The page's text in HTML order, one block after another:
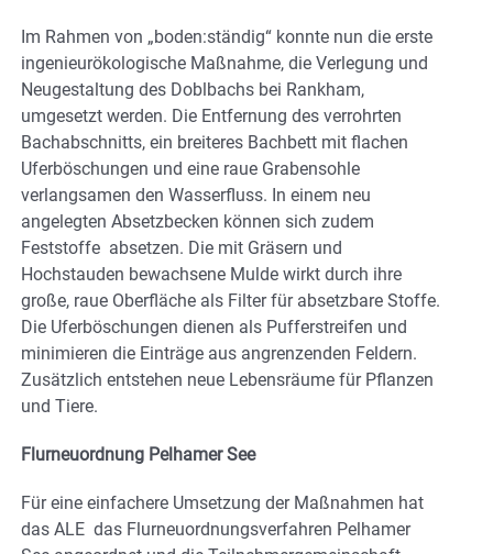
Im Rahmen von „boden:ständig“ konnte nun die erste
ingenieurökologische Maßnahme, die Verlegung und
Neugestaltung des Doblbachs bei Rankham,
umgesetzt werden. Die Entfernung des verrohrten
Bachabschnitts, ein breiteres Bachbett mit flachen
Uferböschungen und eine raue Grabensohle
verlangsamen den Wasserfluss. In einem neu
angelegten Absetzbecken können sich zudem
Feststoffe absetzen. Die mit Gräsern und
Hochstauden bewachsene Mulde wirkt durch ihre
große, raue Oberfläche als Filter für absetzbare Stoffe.
Die Uferböschungen dienen als Pufferstreifen und
minimieren die Einträge aus angrenzenden Feldern.
Zusätzlich entstehen neue Lebensräume für Pflanzen
und Tiere.
Flurneuordnung Pelhamer See
Für eine einfachere Umsetzung der Maßnahmen hat
das ALE das Flurneuordnungsverfahren Pelhamer